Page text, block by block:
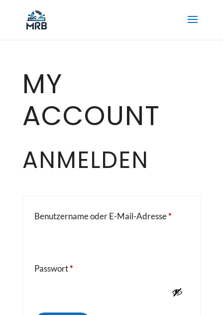
MY
ACCOUNT
ANMELDEN
Benutzername oder E-Mail-Adresse*Erforderlich
Passwort*Erforderlich